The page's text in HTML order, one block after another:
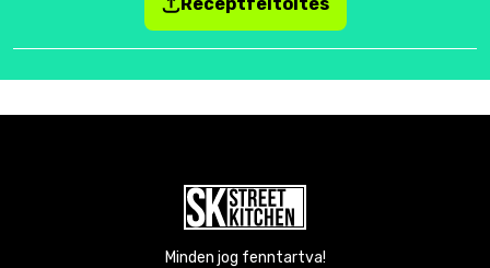
Minden jog fenntartva!